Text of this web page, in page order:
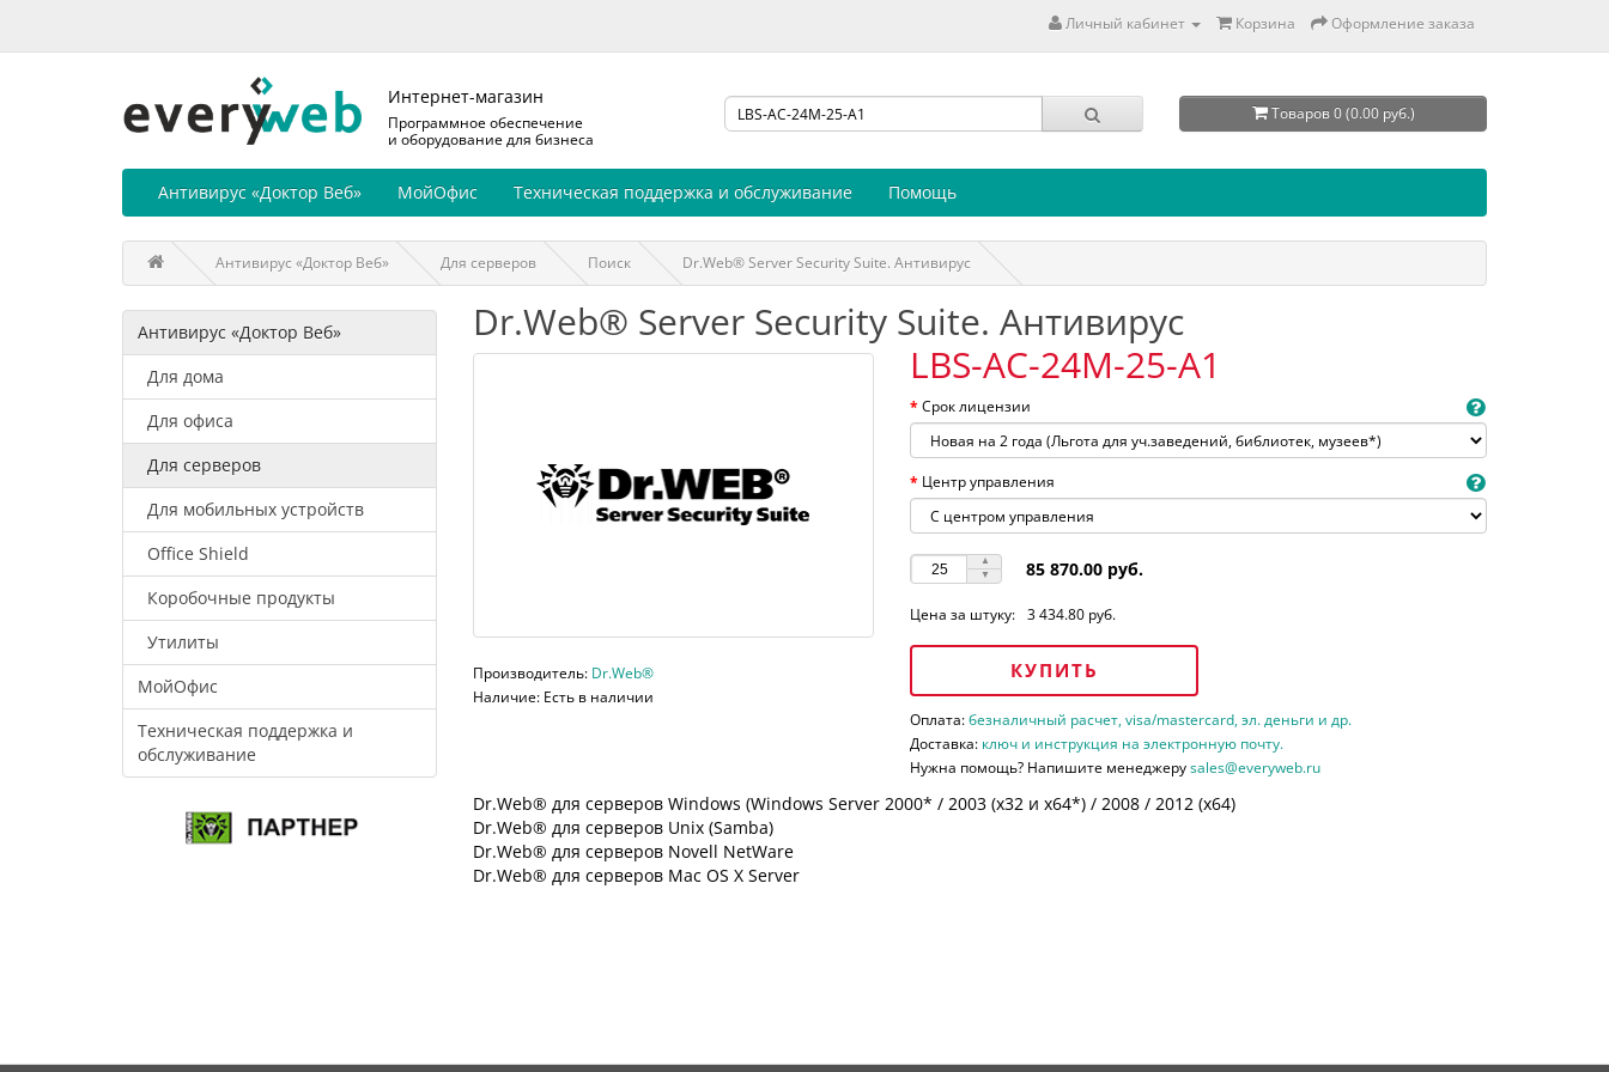
Личный кабинет Корзина Оформление заказа
Интернет-магазин
Программное обеспечение
и оборудование для бизнеса
Товаров 0 (0.00 руб.)
Антивирус «Доктор Веб» МойОфис Техническая поддержка и обслуживание Помощь
Антивирус «Доктор Веб» Для серверов Поиск Dr.Web® Server Security Suite. Антивирус
Антивирус «Доктор Веб»
Для дома
Для офиса
Для серверов
Для мобильных устройств
Office Shield
Коробочные продукты
Утилиты
МойОфис
Техническая поддержка и
обслуживание
Dr.Web® Server Security Suite. Антивирус
Производитель: Dr.Web®
Наличие: Есть в наличии
LBS-AC-24M-25-A1
Срок лицензии
Центр управления
85 870.00 руб.
Цена за штуку: 3 434.80 руб.
КУПИТЬ
Оплата:безналичный расчет, visa/mastercard, эл. деньги и др.
Доставка: ключ и инструкция на электронную почту.
Нужна помощь? Напишите менеджеруsales@everyweb.ru
Dr.Web® для серверов Windows (Windows Server 2000* / 2003 (х32 и х64*) / 2008 / 2012 (х64)
Dr.Web® для серверов Unix (Samba)
Dr.Web® для серверов Novell NetWare
Dr.Web® для серверов Mac OS X Server